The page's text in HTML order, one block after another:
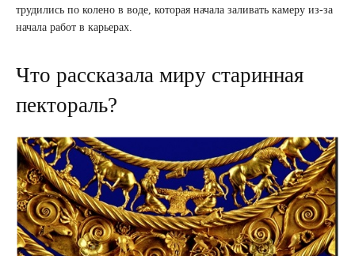
трудились по колено в воде, которая начала заливать камеру из-за
начала работ в карьерах.
Что рассказала миру старинная
пектораль?